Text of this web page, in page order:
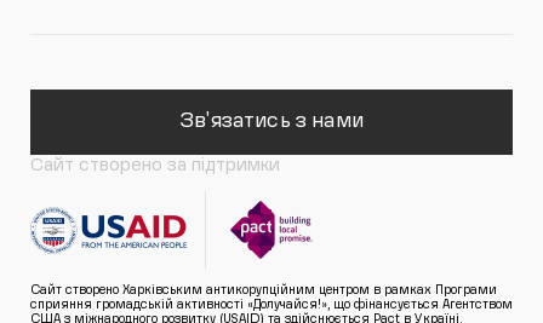
Зв'язатись з нами
Сайт створено за підтримки
Сайт створено Харківським антикорупційним центром в рамках Програми
сприяння громадській активності «Долучайся!», що фінансується Агентством
США з міжнародного розвитку (USAID) та здійснюється Pact в Україні.